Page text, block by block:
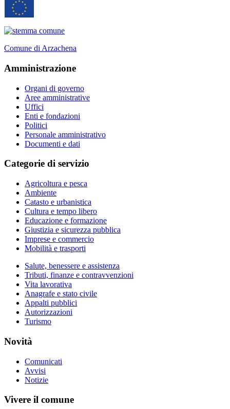
Comune di Arzachena
Amministrazione
Organi di governo
Aree amministrative
Uffici
Enti e fondazioni
Politici
Personale amministrativo
Documenti e dati
Categorie di servizio
Agricoltura e pesca
Ambiente
Catasto e urbanistica
Cultura e tempo libero
Educazione e formazione
Giustizia e sicurezza pubblica
Imprese e commercio
Mobilità e trasporti
Salute, benessere e assistenza
Tributi, finanze e contravvenzioni
Vita lavorativa
Anagrafe e stato civile
Appalti pubblici
Autorizzazioni
Turismo
Novità
Comunicati
Avvisi
Notizie
Vivere il comune